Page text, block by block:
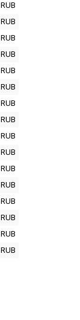
RUB
RUB
RUB
RUB
RUB
RUB
RUB
RUB
RUB
RUB
RUB
RUB
RUB
RUB
RUB
RUB